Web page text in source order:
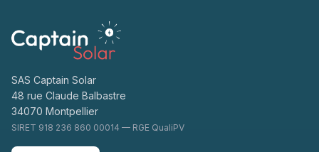
SAS Captain Solar
48 rue Claude Balbastre
34070 Montpellier
SIRET 918 236 860 00014 — RGE QualiPV